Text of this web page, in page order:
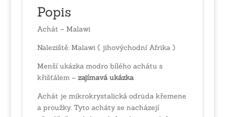
Popis
Achát – Malawi
Naleziště: Malawi ( jihovýchodní Afrika )
Menší ukázka modro bílého achátu s
křišťálem –zajímavá ukázka
Achát je mikrokrystalická odrůda křemene
a proužky. Tyto acháty se nacházejí